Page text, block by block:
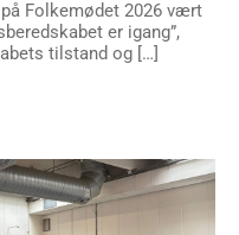
Folkemødet 2026 vært
er igang”,
tilstand og […]